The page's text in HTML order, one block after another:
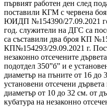
първият работен ден след
поставили КГМ с червена
ЮИДП №154390/27.09.2021
год. служители на ДГС са
са съставили два броя КП
КП№154293/29.09.2021 г.
незаконно отсечените
подотдел 350”б” и е
диаметър на пъните от 16 до
установени отсечени
диаметър от 10 до 32 см. от
кубатура на незаконно